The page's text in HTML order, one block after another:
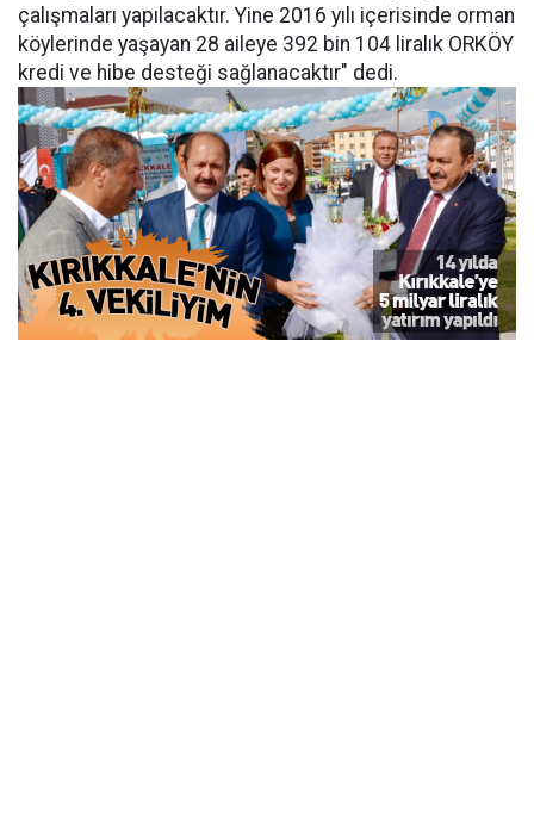
çalışmaları yapılacaktır. Yine 2016 yılı içerisinde orman
köylerinde yaşayan 28 aileye 392 bin 104 liralık ORKÖY
kredi ve hibe desteği sağlanacaktır" dedi.